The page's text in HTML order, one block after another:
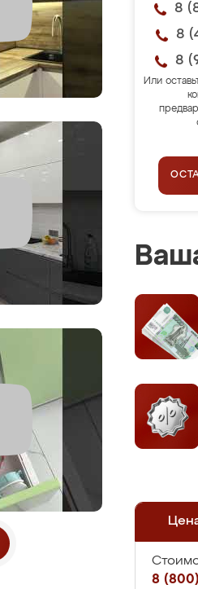
8
8
8
Или
8